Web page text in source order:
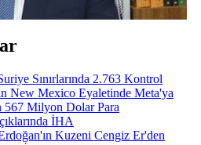
Sınırlarında 2.763 Kontrol
New Mexico Eyaletinde Meta'ya
Milyon Dolar Para
İHA
Kuzeni Cengiz Er'den